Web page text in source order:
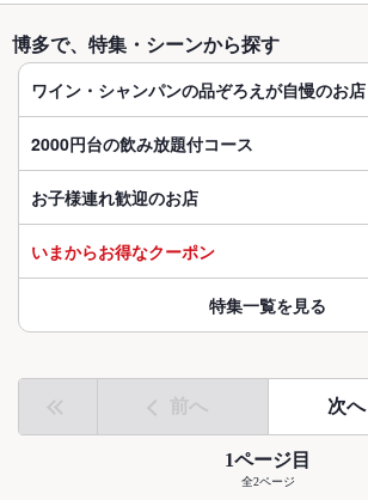
博多で、特集・シーンから探す
ワイン・シャンパンの品ぞろえが自慢のお店
2000円台の飲み放題付コース
お子様連れ歓迎のお店
いまからお得なクーポン
特集一覧を見る
前へ 次へ
1ページ目
全2ページ